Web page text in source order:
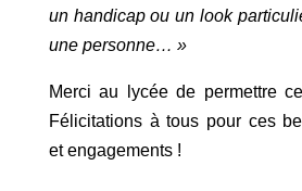
un handicap ou un look
une personne… »
Merci au lycée de permettre
Félicitations à tous pour ces
et engagements !